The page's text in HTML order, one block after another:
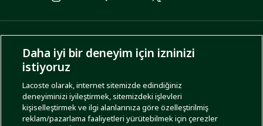
ÖDEME SEÇENEKLERİ
KARGO SEÇENEKLERİ
Daha iyi bir deneyim için izninizi
istiyoruz
Lacoste olarak, internet sitemizde edindiğiniz
deneyiminizi iyileştirmek, sitemizdeki işlevleri
kişiselleştirmek ve ilgi alanlarınıza göre özelleştirilmiş
reklam/pazarlama faaliyetleri yürütebilmek için çerezler